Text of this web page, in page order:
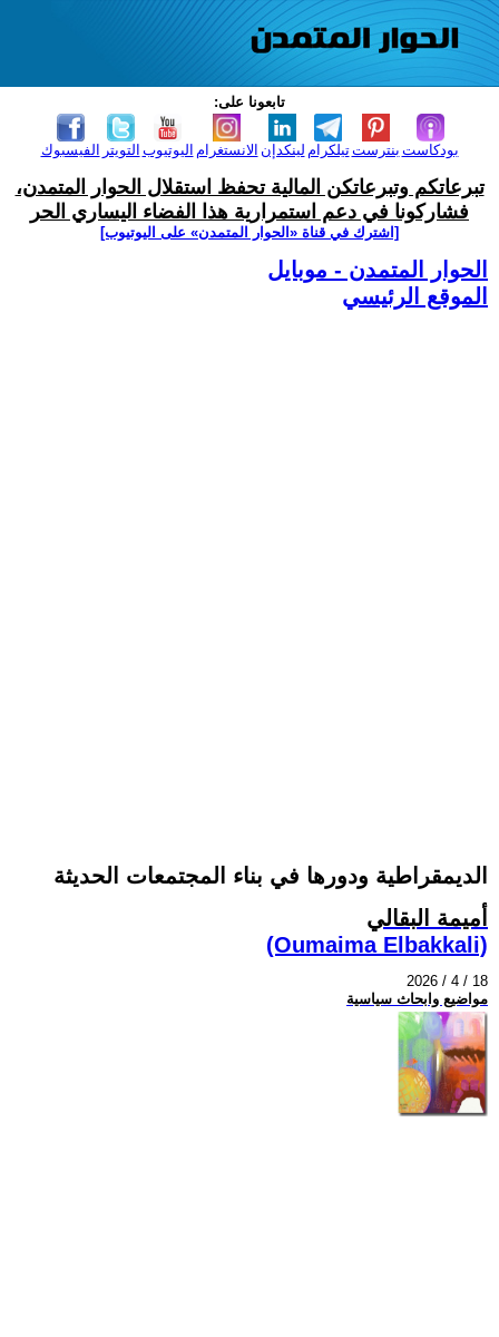
تابعونا على:
الفيسبوك التويتر اليوتيوب الانستغرام لينكدإن تيلكرامبنترست بودكاست
تبرعاتكم وتبرعاتكن المالية تحفظ استقلال الحوار المتمدن،
فشاركونا في دعم استمرارية هذا الفضاء اليساري الحر
[اشترك في قناة ‫«الحوار المتمدن» على اليوتيوب]
الحوار المتمدن - موبايل
الموقع الرئيسي
الديمقراطية ودورها في بناء المجتمعات الحديثة
أميمة البقالي
(Oumaima Elbakkali)
2026 / 4 / 18
مواضيع وابحاث سياسية